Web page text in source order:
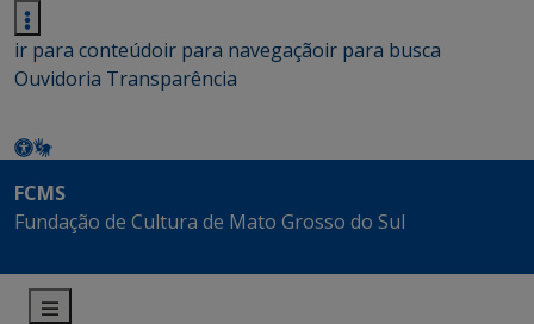
ir para conteúdoir para navegaçãoir para busca
Ouvidoria Transparência
FCMS
Fundação de Cultura de Mato Grosso do Sul